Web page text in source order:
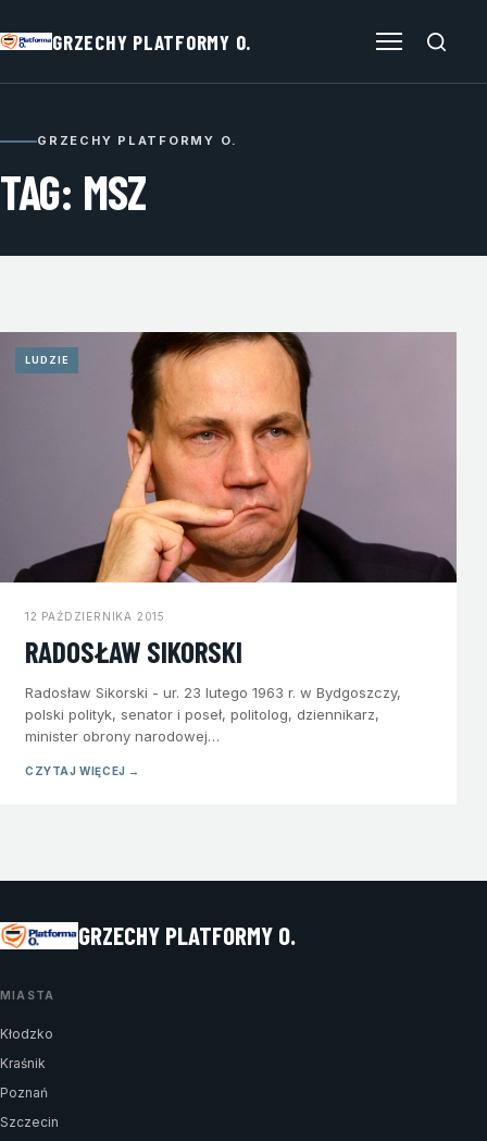
GRZECHY PLATFORMY O.
GRZECHY PLATFORMY O.
TAG: MSZ
LUDZIE
12 PAŹDZIERNIKA 2015
RADOSŁAW SIKORSKI
Radosław Sikorski - ur. 23 lutego 1963 r. w Bydgoszczy,
polski polityk, senator i poseł, politolog, dziennikarz,
minister obrony narodowej…
CZYTAJ WIĘCEJ →
GRZECHY PLATFORMY O.
MIASTA
Kłodzko
Kraśnik
Poznań
Szczecin